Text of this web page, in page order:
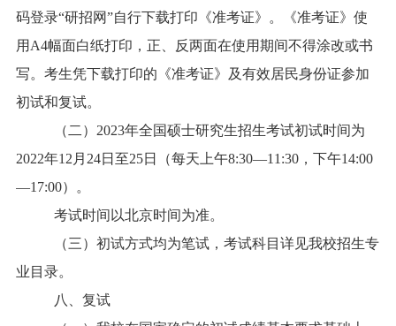
码登录“研招网”自行下载打印《准考证》。《准考证》使
用A4幅面白纸打印，正、反两面在使用期间不得涂改或书
写。考生凭下载打印的《准考证》及有效居民身份证参加
初试和复试。
（二）2023年全国硕士研究生招生考试初试时间为
2022年12月24日至25日（每天上午8:30—11:30，下午14:00
—17:00）。
考试时间以北京时间为准。
（三）初试方式均为笔试，考试科目详见我校招生专
业目录。
八、复试